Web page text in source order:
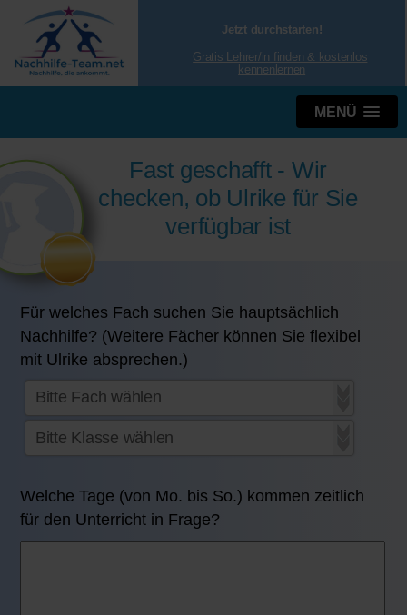
Jetzt durchstarten!
Gratis Lehrer/in finden & kostenlos
kennenlernen
MENÜ
Fast geschafft - Wir
checken, ob Ulrike für Sie
verfügbar ist
Für welches Fach suchen Sie hauptsächlich
Nachhilfe? (Weitere Fächer können Sie flexibel
mit Ulrike absprechen.)
Welche Tage (von Mo. bis So.) kommen zeitlich
für den Unterricht in Frage?